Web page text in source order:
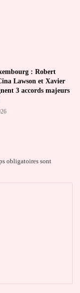
: Robert
Lawson et Xavier
3 accords majeurs
obligatoires sont